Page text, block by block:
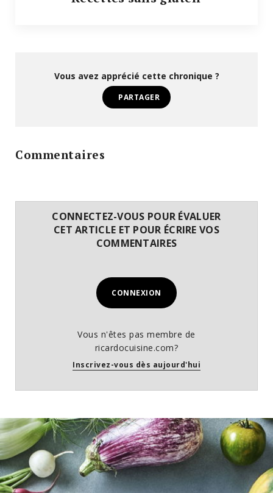
Vous avez apprécié cette chronique ?
PARTAGER
Commentaires
CONNECTEZ-VOUS POUR ÉVALUER
CET ARTICLE ET POUR ÉCRIRE VOS
COMMENTAIRES
CONNEXION
Vous n'êtes pas membre de
ricardocuisine.com?
Inscrivez-vous dès aujourd'hui